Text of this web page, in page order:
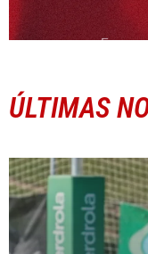
ÚLTIMAS